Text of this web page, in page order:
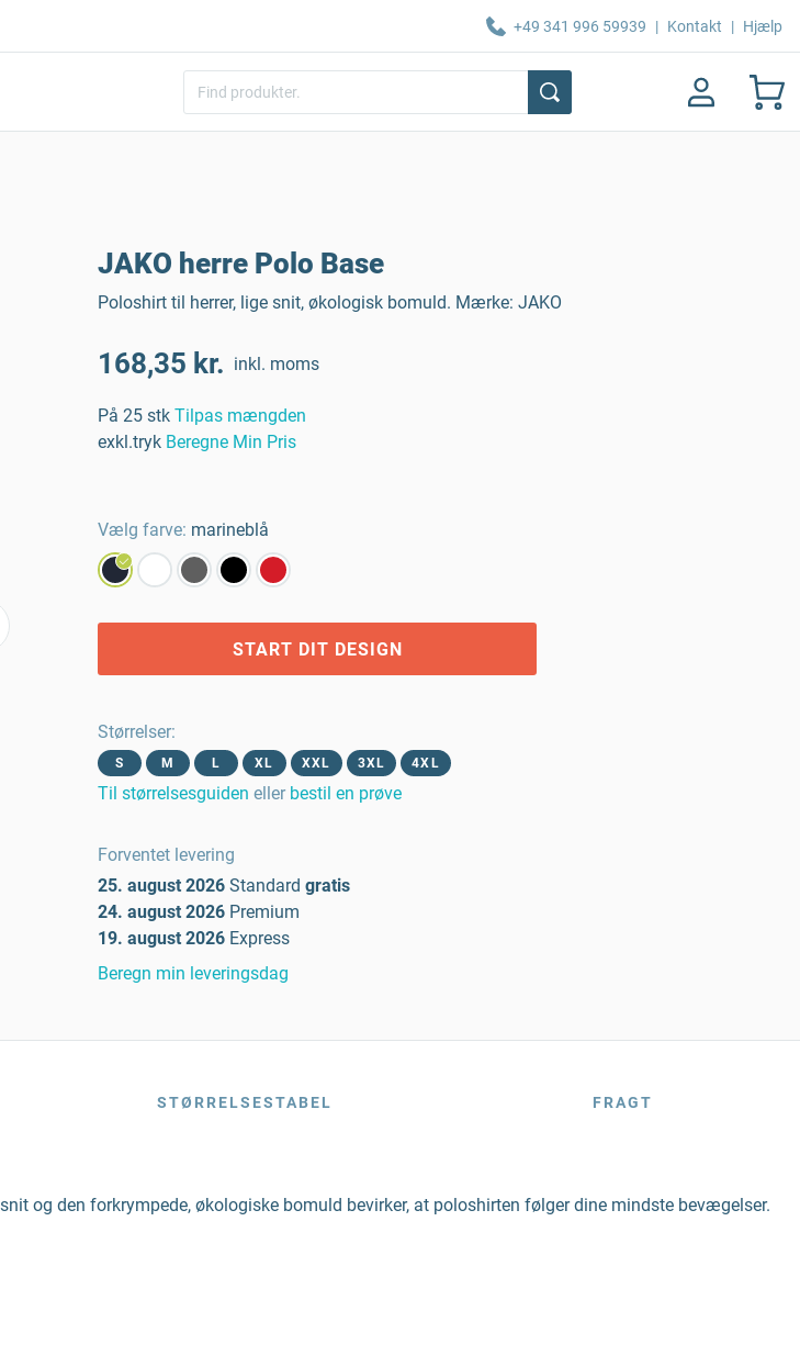
+49 341 996 59939 | Kontakt | Hjælp
JAKO herre Polo Base
Poloshirt til herrer, lige snit, økologisk bomuld. Mærke: JAKO
168,35 kr. inkl. moms
På 25 stk Tilpas mængden
exkl.tryk Beregne Min Pris
Vælg farve: marineblå
START DIT DESIGN
Størrelser:
S M L XL XXL 3XL 4XL
Til størrelsesguiden eller bestil en prøve
Forventet levering
25. august 2026 Standard gratis
24. august 2026 Premium
19. august 2026 Express
Beregn min leveringsdag
STØRRELSESTABEL FRAGT
og den forkrympede, økologiske bomuld bevirker, at poloshirten følger dine mindste bevægelser.